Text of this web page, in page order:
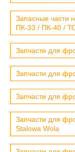
Запасные части
ПК-33 / ПК-40 /
Запчасти для
Запчасти для
Запчасти для
Запчасти для
Stalowa Wola